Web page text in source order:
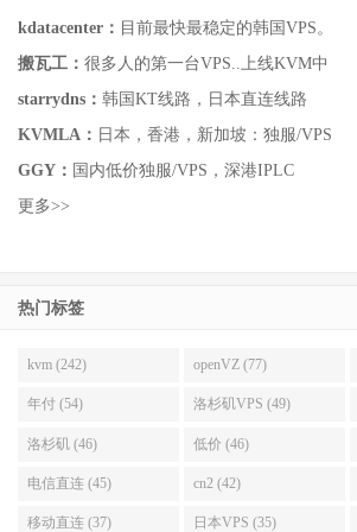
kdatacenter： 目前最快最稳定的韩国VPS。
搬瓦工： 很多人的第一台VPS..上线KVM中
starrydns： 韩国KT线路，日本直连线路
KVMLA： 日本，香港，新加坡：独服/VPS
GGY： 国内低价独服/VPS，深港IPLC
更多>>
热门标签
kvm (242) openVZ (77)
年付 (54) 洛杉矶VPS (49)
洛杉矶 (46) 低价 (46)
电信直连 (45) cn2 (42)
移动直连 (37) 日本VPS (35)